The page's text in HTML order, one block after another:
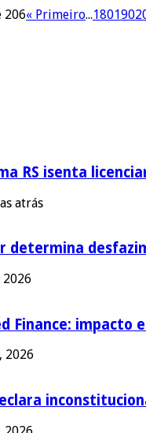
206« Primeiro...180190
RS isenta
atrás
determina
Finance: impacto
2026